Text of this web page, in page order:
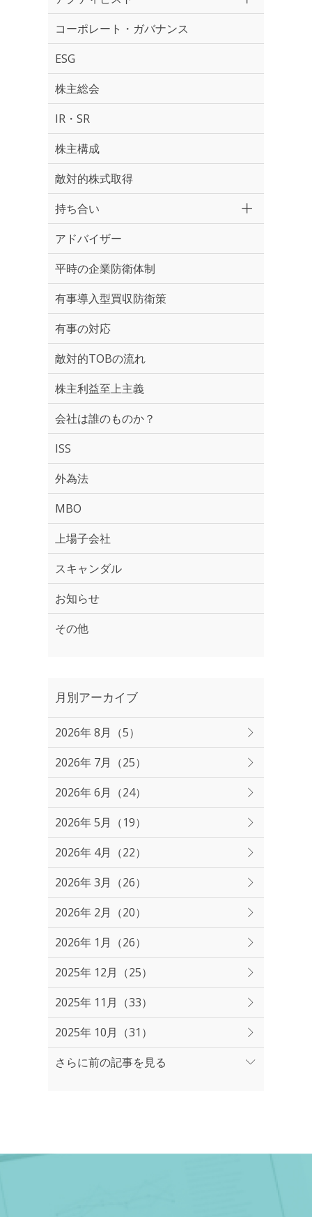
コーポレート・ガバナンス
ESG
株主総会
IR・SR
株主構成
敵対的株式取得
持ち合い
アドバイザー
平時の企業防衛体制
有事導入型買収防衛策
有事の対応
敵対的TOBの流れ
株主利益至上主義
会社は誰のものか？
ISS
外為法
MBO
上場子会社
スキャンダル
お知らせ
その他
月別アーカイブ
2026年 8月（5）
2026年 7月（25）
2026年 6月（24）
2026年 5月（19）
2026年 4月（22）
2026年 3月（26）
2026年 2月（20）
2026年 1月（26）
2025年 12月（25）
2025年 11月（33）
2025年 10月（31）
さらに前の記事を見る